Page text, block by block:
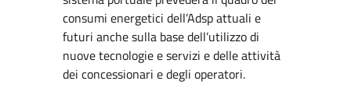
consumi energetici dell’Adsp attuali e
futuri anche sulla base dell’utilizzo di
nuove tecnologie e servizi e delle attività
dei concessionari e degli operatori.